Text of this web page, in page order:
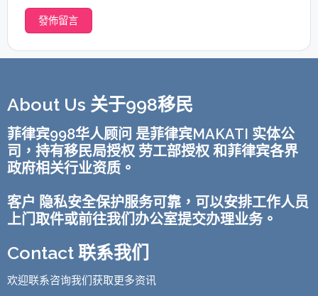
About Us 关于998移民
菲律宾998华人顾问 是菲律宾MAKATI 实体公
司，持有移民局授权 劳工部授权 和菲律宾各界
政府相关行业资质。
客户 隐私安全保护服务可靠，可以安排工作人员
上门取件或前往我们办公室提交办理业务。
Contact 联系我们
欢迎联系咨询我们获取更多资讯